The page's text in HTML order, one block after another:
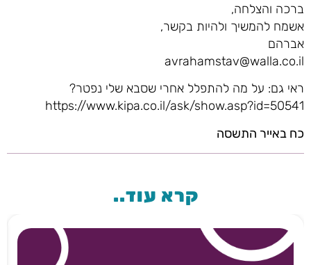
ברכה והצלחה,
אשמח להמשיך ולהיות בקשר,
אברהם
avrahamstav@walla.co.il
ראי גם: על מה להתפלל אחרי שסבא שלי נפטר?
https://www.kipa.co.il/ask/show.asp?id=50541
כח באייר התשסה
קרא עוד..